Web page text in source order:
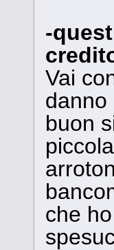
-
Vai
danno
buon
che